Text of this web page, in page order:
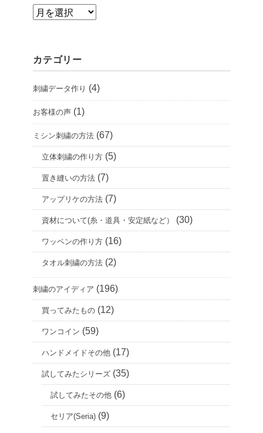
ア
イ
ブ
カテゴリー
刺繍データ作り (4)
お客様の声 (1)
ミシン刺繍の方法 (67)
立体刺繍の作り方 (5)
置き縫いの方法 (7)
アップリケの方法 (7)
資材について(糸・道具・安定紙など） (30)
ワッペンの作り方 (16)
タオル刺繍の方法 (2)
刺繍のアイディア (196)
買ってみたもの (12)
ワンコイン (59)
ハンドメイドその他 (17)
試してみたシリーズ (35)
試してみたその他 (6)
セリア(Seria) (9)